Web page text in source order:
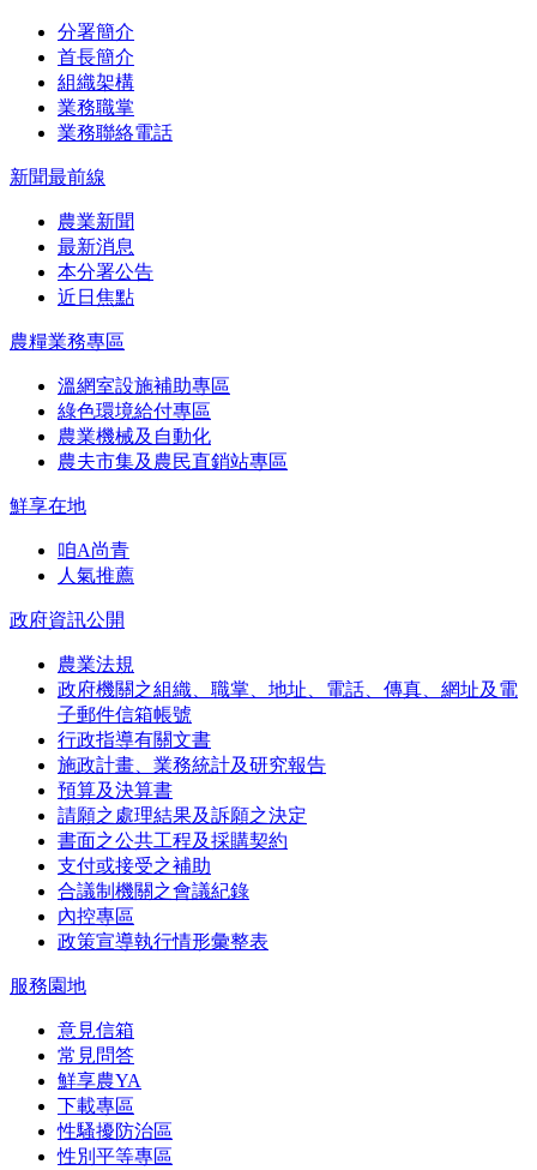
分署簡介
首長簡介
組織架構
業務職掌
業務聯絡電話
新聞最前線
農業新聞
最新消息
本分署公告
近日焦點
農糧業務專區
溫網室設施補助專區
綠色環境給付專區
農業機械及自動化
農夫市集及農民直銷站專區
鮮享在地
咱A尚青
人氣推薦
政府資訊公開
農業法規
政府機關之組織、職掌、地址、電話、傳真、網址及電
子郵件信箱帳號
行政指導有關文書
施政計畫、業務統計及研究報告
預算及決算書
請願之處理結果及訴願之決定
書面之公共工程及採購契約
支付或接受之補助
合議制機關之會議紀錄
內控專區
政策宣導執行情形彙整表
服務園地
意見信箱
常見問答
鮮享農YA
下載專區
性騷擾防治區
性別平等專區